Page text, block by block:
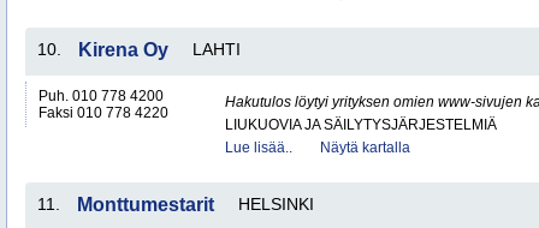
10. Kirena Oy LAHTI
Puh. 010 778 4200
Faksi 010 778 4220
Hakutulos löytyi yrityksen omien www-sivujen
LIUKUOVIA JA SÄILYTYSJÄRJESTELMIÄ
Lue lisää..
Näytä kartalla
11. Monttumestarit HELSINKI